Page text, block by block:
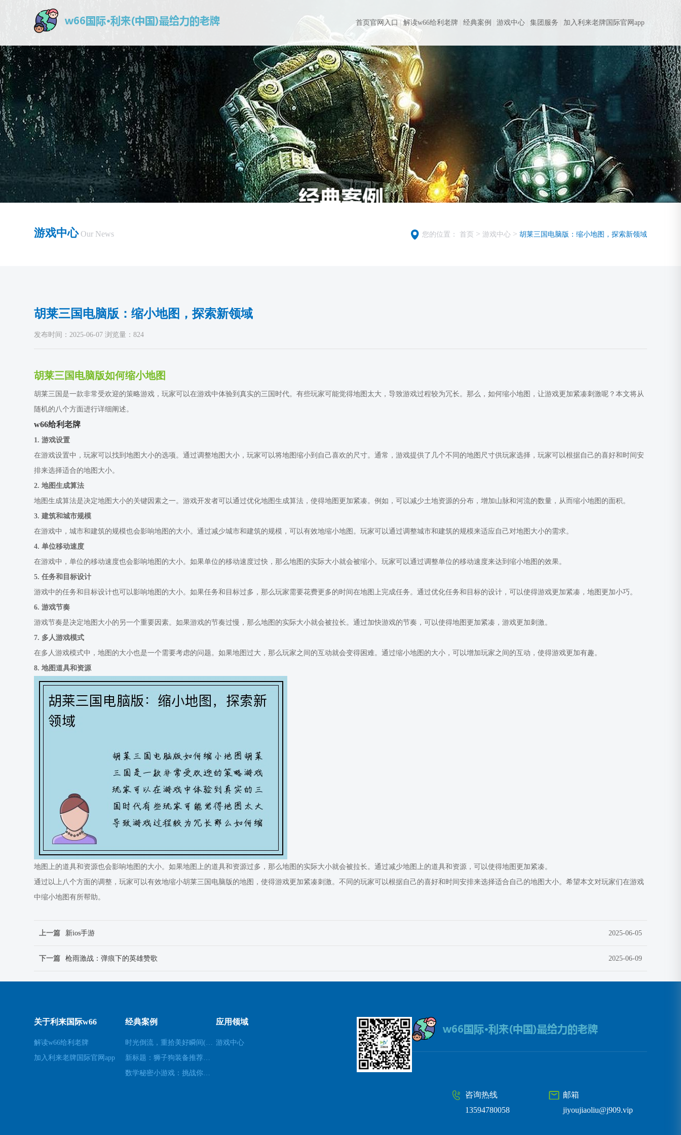
首页官网入口 解读w66给利老牌 经典案例 游戏中心 集团服务 加入利来老牌国际官网app
游戏中心 Our News 您的位置： 首页 > 游戏中心> 胡莱三国电脑版：缩小地图，探索新领域
胡莱三国电脑版：缩小地图，探索新领域
发布时间：2025-06-07 浏览量：824
胡莱三国电脑版如何缩小地图
胡莱三国是一款非常受欢迎的策略游戏，玩家可以在游戏中体验到真实的三国时代。有些玩家可能觉得地图太大，导致游戏过程较为冗长。那么，如何缩小地图，让游戏更加紧凑刺激呢？本文将从
随机的八个方面进行详细阐述。
w66给利老牌
1. 游戏设置
在游戏设置中，玩家可以找到地图大小的选项。通过调整地图大小，玩家可以将地图缩小到自己喜欢的尺寸。通常，游戏提供了几个不同的地图尺寸供玩家选择，玩家可以根据自己的喜好和时间安
排来选择适合的地图大小。
2. 地图生成算法
地图生成算法是决定地图大小的关键因素之一。游戏开发者可以通过优化地图生成算法，使得地图更加紧凑。例如，可以减少土地资源的分布，增加山脉和河流的数量，从而缩小地图的面积。
3. 建筑和城市规模
在游戏中，城市和建筑的规模也会影响地图的大小。通过减少城市和建筑的规模，可以有效地缩小地图。玩家可以通过调整城市和建筑的规模来适应自己对地图大小的需求。
4. 单位移动速度
在游戏中，单位的移动速度也会影响地图的大小。如果单位的移动速度过快，那么地图的实际大小就会被缩小。玩家可以通过调整单位的移动速度来达到缩小地图的效果。
5. 任务和目标设计
游戏中的任务和目标设计也可以影响地图的大小。如果任务和目标过多，那么玩家需要花费更多的时间在地图上完成任务。通过优化任务和目标的设计，可以使得游戏更加紧凑，地图更加小巧。
6. 游戏节奏
游戏节奏是决定地图大小的另一个重要因素。如果游戏的节奏过慢，那么地图的实际大小就会被拉长。通过加快游戏的节奏，可以使得地图更加紧凑，游戏更加刺激。
7. 多人游戏模式
在多人游戏模式中，地图的大小也是一个需要考虑的问题。如果地图过大，那么玩家之间的互动就会变得困难。通过缩小地图的大小，可以增加玩家之间的互动，使得游戏更加有趣。
8. 地图道具和资源
地图上的道具和资源也会影响地图的大小。如果地图上的道具和资源过多，那么地图的实际大小就会被拉长。通过减少地图上的道具和资源，可以使得地图更加紧凑。
通过以上八个方面的调整，玩家可以有效地缩小胡莱三国电脑版的地图，使得游戏更加紧凑刺激。不同的玩家可以根据自己的喜好和时间安排来选择适合自己的地图大小。希望本文对玩家们在游戏
中缩小地图有所帮助。
上一篇 新ios手游 2025-06-05
下一篇 枪雨激战：弹痕下的英雄赞歌 2025-06-09
关于利来国际w66
解读w66给利老牌
加入利来老牌国际官网app
经典案例
时光倒流，重拾美好瞬间(原标题：时光倒流，重拾美好瞬间新标题：重温过去，再次感受美好)
新标题：狮子狗装备推荐，让你成为无敌战士！(狮子狗装备推荐——打造无敌战士！)
数学秘密小游戏：挑战你的数学技能(挑战数学技能的密令：解开数学秘密小游戏的谜题)
应用领域
游戏中心
邮箱
jiyoujiaoliu@j909.vip
咨询热线
13594780058